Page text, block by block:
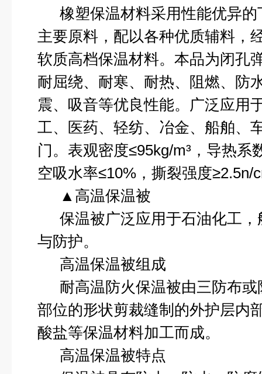
橡塑保温材料采用性能优异
主要原料，配以各种优质辅料，
软质高档保温材料。本品为闭孔
耐屈绕、耐寒、耐热、阻燃、防
震、吸音等优良性能。广泛应用
工、医药、轻纺、冶金、船舶、
门。表观密度≤95kg/m³，导热系
空吸水率≤10%，撕裂强度≥2.5n/
▲高温保温被
保温被广泛应用于石油化工
与防护。
高温保温被组成
耐高温防火保温被由三防布
部位的形状剪裁缝制的外护层内
酸盐等保温材料加工而成。
高温保温被特点